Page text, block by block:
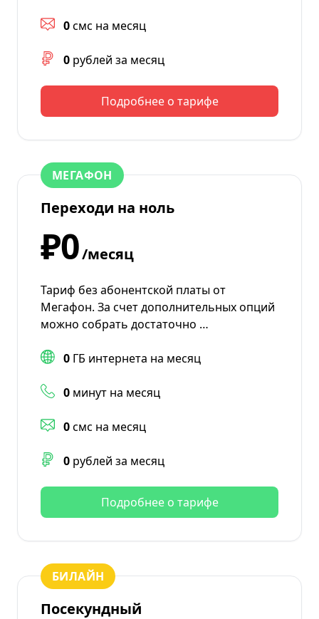
0смс на месяц
0 рублей за месяц
Подробнее о тарифе
МЕГАФОН
Переходи на ноль
₽0/месяц
Тариф без абонентской платы от
Мегафон. За счет дополнительных опций
можно собрать достаточно …
0 ГБ интернета на месяц
0 минут на месяц
0смс на месяц
0 рублей за месяц
Подробнее о тарифе
БИЛАЙН
Посекундный